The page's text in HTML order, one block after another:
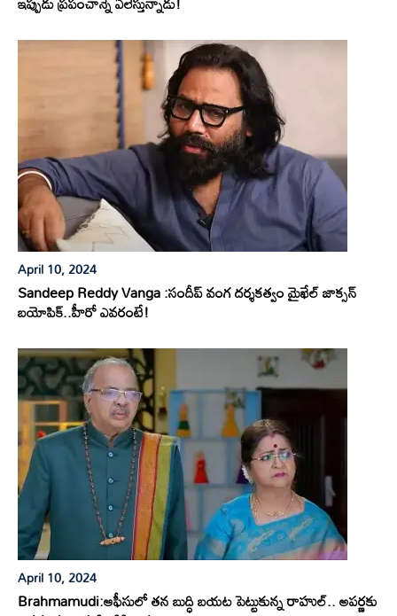
April 10, 2024
Sandeep Reddy Vanga :సందీప్ వంగ దర్శకత్వం మైఖేల్ జాక్సన్
బయోపిక్..హీరో ఎవరంటే!
April 10, 2024
Brahmamudi:ఆఫీసులో తన బుద్ధి బయట పెట్టుకున్న రాహుల్.. అపర్ణకు